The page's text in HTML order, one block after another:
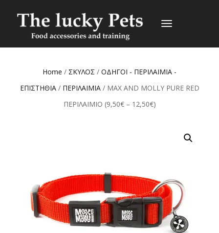
TOGGLE
Home / ΣΚΥΛΟΣ / ΟΔΗΓΟΙ - ΠΕΡΙΛΑΙΜΙΑ -
ΕΠΙΣΤΗΘΙΑ/ ΠΕΡΙΛΑΙΜΙΑ/ MAX AND MOLLY PURE RED
ΠΕΡΙΛΑΙΜΙΟ (9,50€ – 12,50€)